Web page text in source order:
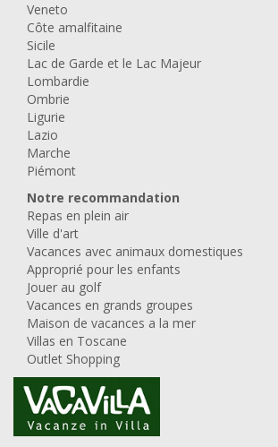
Veneto
Côte amalfitaine
Sicile
Lac de Garde et le Lac Majeur
Lombardie
Ombrie
Ligurie
Lazio
Marche
Piémont
Notre recommandation
Repas en plein air
Ville d'art
Vacances avec animaux domestiques
Approprié pour les enfants
Jouer au golf
Vacances en grands groupes
Maison de vacances a la mer
Villas en Toscane
Outlet Shopping